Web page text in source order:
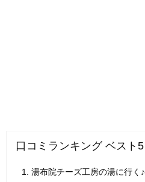
口コミランキング ベスト5
湯布院チーズ工房の湯に行く♪